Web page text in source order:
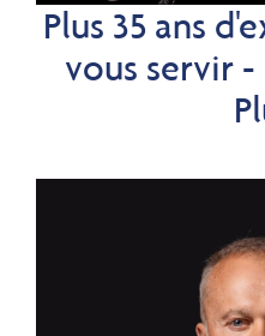
Plus 35 ans
vous servir